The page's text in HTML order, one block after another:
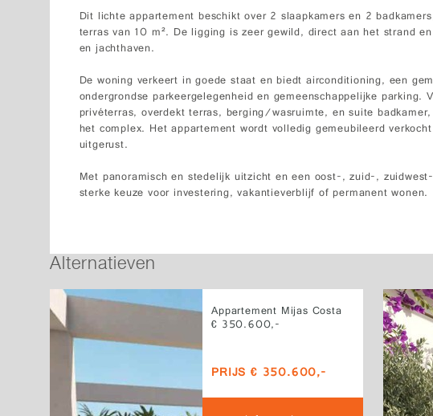
Dit lichte appartement beschikt over 2 slaapkamers en 2
terras van 10 m². De ligging is zeer gewild, direct aan het strand
en jachthaven.
De woning verkeert in goede staat en biedt airconditioning, een
ondergrondse parkeergelegenheid en gemeenschappelijke parking.
privéterras, overdekt terras, berging/wasruimte, en suite
het complex. Het appartement wordt volledig gemeubileerd
uitgerust.
Met panoramisch en stedelijk uitzicht en een oost-, zuid-,
sterke keuze voor investering, vakantieverblijf of permanent wonen.
Alternatieven
Appartement Mijas Costa
€ 350.600,-
PRIJS € 350.600,-